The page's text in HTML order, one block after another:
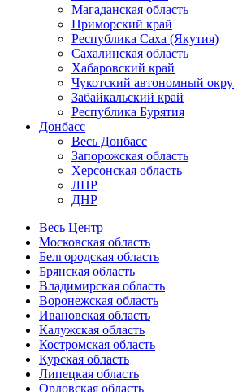
Магаданская область
Приморский край
Республика Саха (Якутия)
Сахалинская область
Хабаровский край
Чукотский автономный
Забайкальский край
Республика Бурятия
Донбасс
Весь Донбасс
Запорожская область
Херсонская область
ЛНР
ДНР
Весь Центр
Московская область
Белгородская область
Брянская область
Владимирская область
Воронежская область
Ивановская область
Калужская область
Костромская область
Курская область
Липецкая область
Орловская область